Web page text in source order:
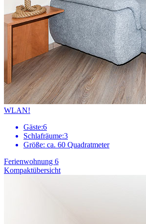
WLAN!
Gäste:6
Schlafräume:3
Größe: ca. 60 Quadratmeter
Ferienwohnung 6
Kompaktübersicht